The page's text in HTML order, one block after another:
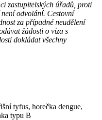
zastupitelských úřadů, proti
odvolání. Cestovní
za případné neudělení
žádosti o víza s
dokládat všechny
tyfus, horečka dengue,
typu B